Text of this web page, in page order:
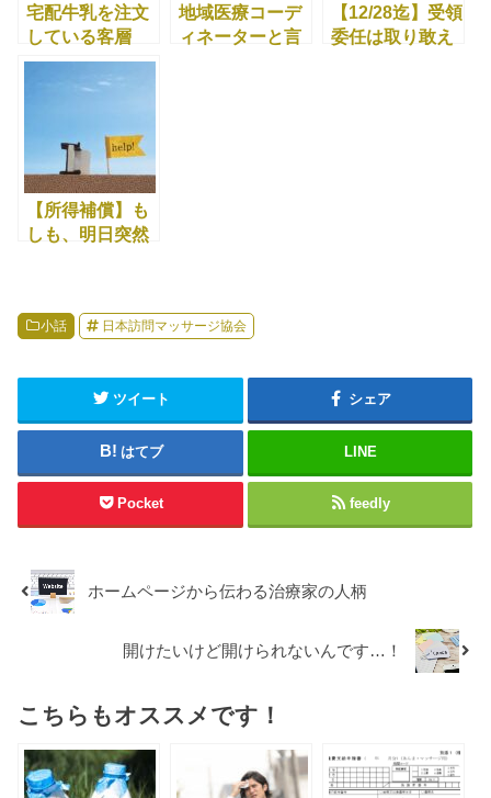
宅配牛乳を注文
している客層
は？
地域医療コーデ
ィネーターと言
【12/28迄】受領
委任は取り敢え
【所得補償】も
しも、明日突然
小話 日本訪問マッサージ協会
ツイート シェア
はてブ LINE
Pocket feedly
ホームページから伝わる治療家の人柄
開けたいけど開けられないんです…！
こちらもオススメです！